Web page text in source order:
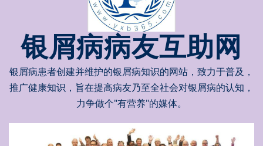
银屑病病友互助网
银屑病患者创建并维护的银屑病知识的网站，致力于普及，
推广健康知识，旨在提高病友乃至全社会对银屑病的认知，
力争做个"有营养"的媒体。